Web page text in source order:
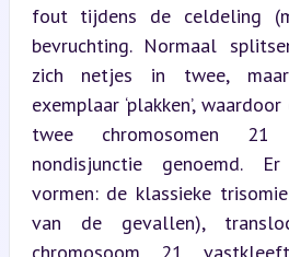
fout tijdens de celdeling
bevruchting. Normaal
zich netjes in twee,
exemplaar ‘plakken’,
twee chromosomen
nondisjunctie genoemd.
vormen: de klassieke
van de gevallen),